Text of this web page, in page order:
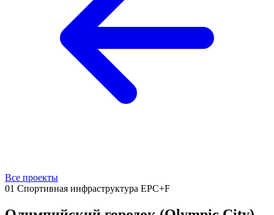
Все проекты
01 Спортивная инфраструктура EPC+F